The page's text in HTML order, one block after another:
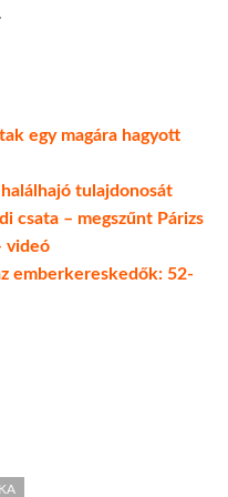
egy magára hagyott
tulajdonosát
csata – megszűnt Párizs
videó
emberkereskedők: 52-